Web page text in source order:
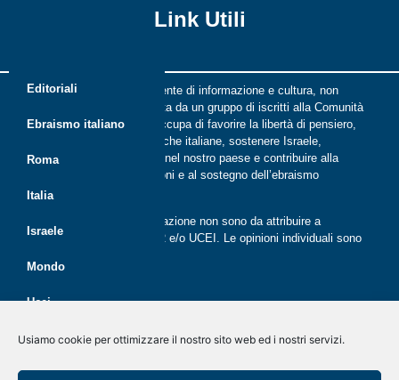
Usiamo cookie per ottimizzare il nostro sito web ed i nostri servizi.
Link Utili
Editoriali
Ebraismo italiano
Roma
Italia
Israele
Mondo
Ucei
CER
Giovani
Riflessi è una rivista indipendente di informazione e cultura, non
periodica, digitale e on line nata da un gruppo di iscritti alla Comunità
ebraica di Roma. Riflessi si occupa di favorire la libertà di pensiero,
il dialogo tra le comunità ebraiche italiane, sostenere Israele,
promuovere la cultura ebraica nel nostro paese e contribuire alla
crescita delle nuove generazioni e al sostegno dell’ebraismo
italiano.
Le opinioni espresse dalla redazione non sono da attribuire a
nessuna lista presente in CER e/o UCEI. Le opinioni individuali sono